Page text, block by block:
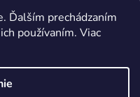
Ďalším prechádzaním
používaním. Viac